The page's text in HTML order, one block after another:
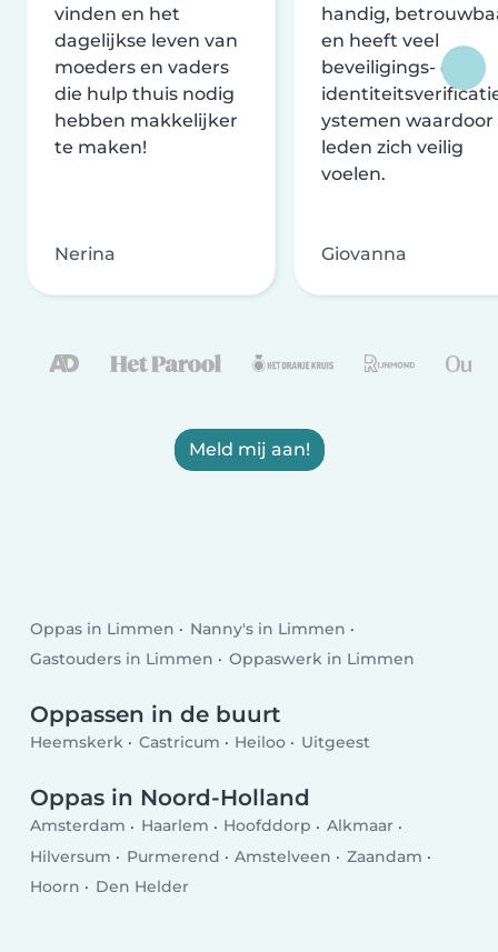
vinden en het
dagelijkse leven van
moeders en vaders
die hulp thuis nodig
hebben makkelijker
te maken!
Nerina
handig,
en heeft veel
beveiligings- en
ystemen waardoor
leden zich veilig
voelen.
Giovanna
Meld mij aan!
Oppas in Limmen
Nanny's in Limmen
Gastouders in Limmen
Oppaswerk in Limmen
Oppassen in de buurt
Heemskerk Castricum Heiloo Uitgeest
Oppas in Noord-Holland
Amsterdam Haarlem Hoofddorp
Alkmaar
Hilversum
Purmerend Amstelveen
Zaandam
Hoorn
Den Helder